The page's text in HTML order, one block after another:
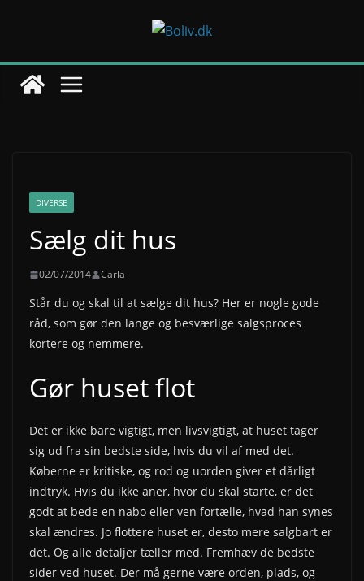
DIVERSE
Sælg dit hus
02/07/2014 Carla
Står du og skal til at sælge dit hus? Her er nogle gode
råd, som gør den lange og besværlige salgsproces
kortere og nemmere.
Gør huset flot
Det er ikke bare vigtigt, men livsvigtigt, at huset tager
sig ud fra sin bedste side, hvis du vil af med det.
Køberne er kritiske, og rod og uorden giver et dårligt
indtryk. Hvis du ikke aner, hvor du skal starte, er det
godt at bede en nabo eller ven fortælle, hvad han synes
skal ændres. Jo flottere huset er, desto mere salgbart er
det. Og alle detaljer tæller med. Fremhæv de bedste
sider ved huset. Der må gerne være orden, plads, og